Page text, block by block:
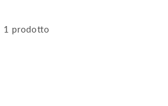
1 prodotto